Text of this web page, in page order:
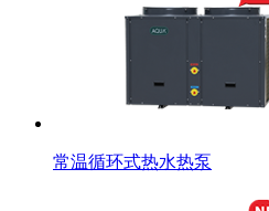
常温循环式热水热泵